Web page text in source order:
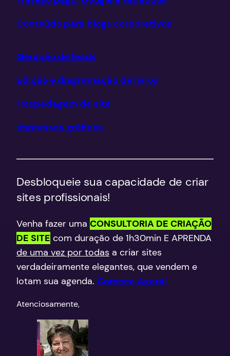
Conteúdo para blogs corporativos
Geração de leads
Edição e diagramação de livros
Hospedagem de site
Impressos gráficos
Desbloqueie sua capacidade de criar
sites profissionais!
Venha fazer uma CONSULTORIA DE CRIAÇÃO
DE SITE com duração de 1h30min E APRENDA
de uma vez por todas a criar sites
verdadeiramente elegantes, que vendem e
lotam sua agenda. Comece Agora!
​Atenciosamente,